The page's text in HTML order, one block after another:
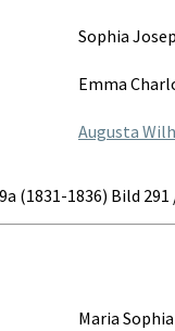
Sophia
Emma
Augusta
(1831-1836) Bild 291
Maria